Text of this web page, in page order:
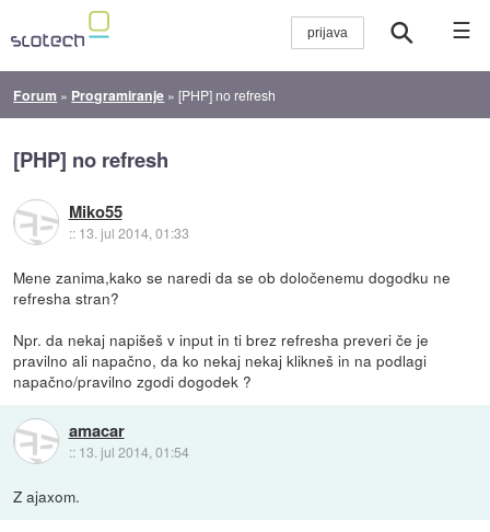
☰
Forum » Programiranje »[PHP] no refresh
[PHP] no refresh
Miko55
:: 13. jul 2014, 01:33
Mene zanima,kako se naredi da se ob določenemu dogodku ne
refresha stran?
Npr. da nekaj napišeš v input in ti brez refresha preveri če je
pravilno ali napačno, da ko nekaj nekaj klikneš in na podlagi
napačno/pravilno zgodi dogodek ?
amacar
:: 13. jul 2014, 01:54
Z ajaxom.